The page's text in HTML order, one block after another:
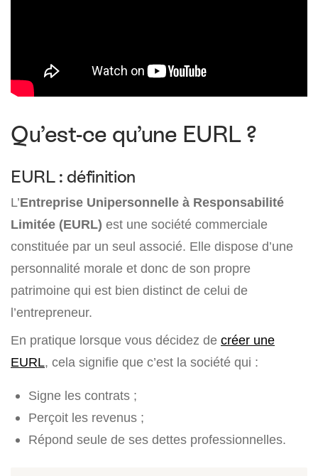
Qu’est-ce qu’une EURL ?
EURL : définition
L’Entreprise Unipersonnelle à Responsabilité
Limitée (EURL) est une société commerciale
constituée par un seul associé. Elle dispose d’une
personnalité morale et donc de son propre
patrimoine qui est bien distinct de celui de
l’entrepreneur.
En pratique lorsque vous décidez de créer une
EURL, cela signifie que c’est la société qui :
Signe les contrats ;
Perçoit les revenus ;
Répond seule de ses dettes professionnelles.